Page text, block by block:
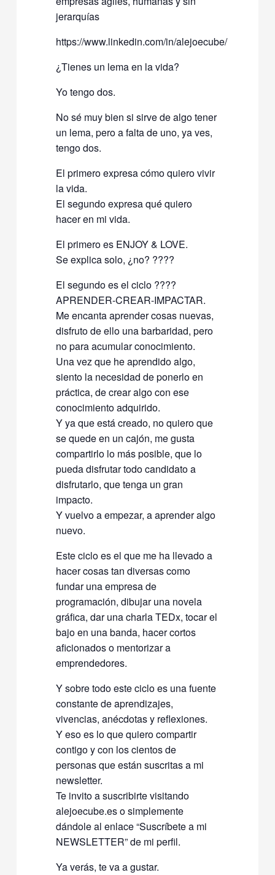
jerarquías
https://www.linkedin.com/in/alejoecube/
¿Tienes un lema en la vida?
Yo tengo dos.
No sé muy bien si sirve de algo tener
un lema, pero a falta de uno, ya ves,
tengo dos.
El primero expresa cómo quiero vivir
la vida.
El segundo expresa qué quiero
hacer en mi vida.
El primero es ENJOY & LOVE.
Se explica solo, ¿no? ????
El segundo es el ciclo ????
APRENDER-CREAR-IMPACTAR.
Me encanta aprender cosas nuevas,
disfruto de ello una barbaridad, pero
no para acumular conocimiento.
Una vez que he aprendido algo,
siento la necesidad de ponerlo en
práctica, de crear algo con ese
conocimiento adquirido.
Y ya que está creado, no quiero que
se quede en un cajón, me gusta
compartirlo lo más posible, que lo
pueda disfrutar todo candidato a
disfrutarlo, que tenga un gran
impacto.
Y vuelvo a empezar, a aprender algo
nuevo.
Este ciclo es el que me ha llevado a
hacer cosas tan diversas como
fundar una empresa de
programación, dibujar una novela
gráfica, dar una charla TEDx, tocar el
bajo en una banda, hacer cortos
aficionados o mentorizar a
emprendedores.
Y sobre todo este ciclo es una fuente
constante de aprendizajes,
vivencias, anécdotas y reflexiones.
Y eso es lo que quiero compartir
contigo y con los cientos de
personas que están suscritas a mi
newsletter.
Te invito a suscribirte visitando
alejoecube.es o simplemente
dándole al enlace “Suscríbete a mi
NEWSLETTER” de mi perfil.
Ya verás, te va a gustar.